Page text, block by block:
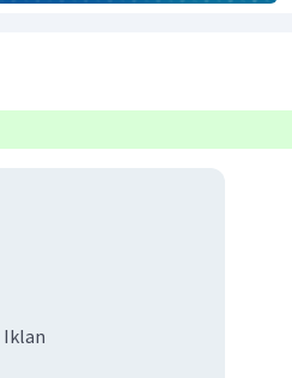
Iklan